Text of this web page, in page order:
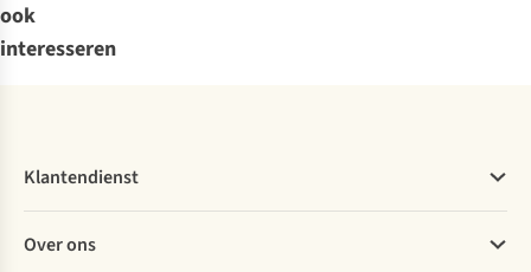
ook
interesseren
Klantendienst
Bestellen
Over ons